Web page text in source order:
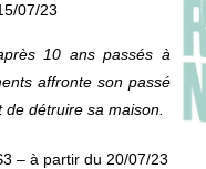
07/23
10 ans passés à
affronte son passé
détruire sa maison.
– à partir du 20/07/23